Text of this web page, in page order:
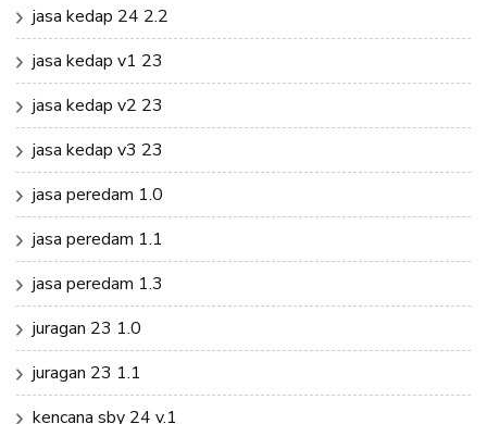
jasa kedap 24 2.2
jasa kedap v1 23
jasa kedap v2 23
jasa kedap v3 23
jasa peredam 1.0
jasa peredam 1.1
jasa peredam 1.3
juragan 23 1.0
juragan 23 1.1
kencana sby 24 v.1